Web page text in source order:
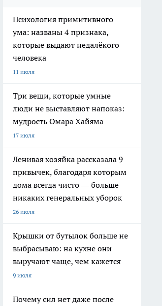
Психология примитивного
ума: названы 4 признака,
которые выдают недалёкого
человека
11 июля
Три вещи, которые умные
люди не выставляют напоказ:
мудрость Омара Хайяма
17 июля
Ленивая хозяйка рассказала 9
привычек, благодаря которым
дома всегда чисто — больше
никаких генеральных уборок
26 июля
Крышки от бутылок больше не
выбрасываю: на кухне они
выручают чаще, чем кажется
9 июля
Почему сил нет даже после